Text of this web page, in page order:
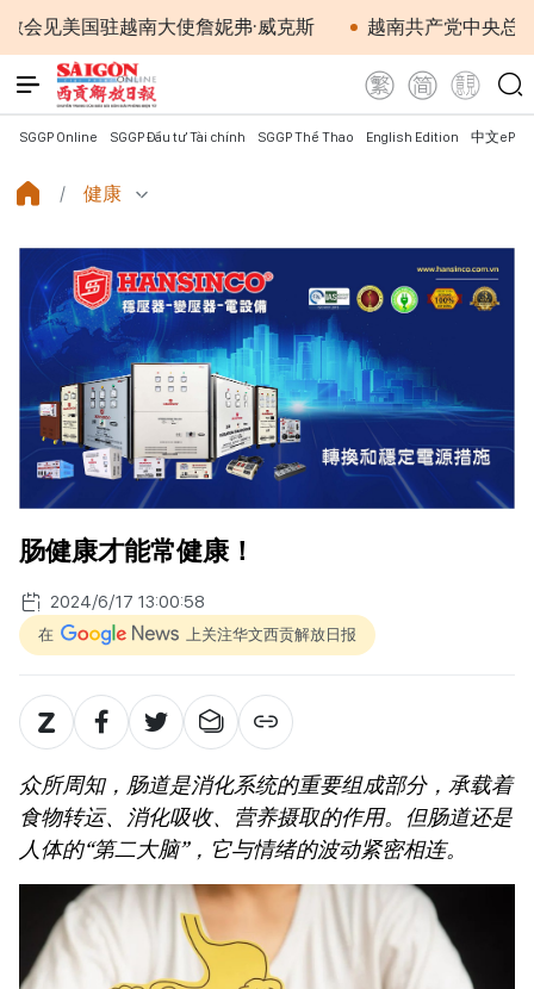
驻越南大使詹妮弗·威克斯 越南共产党中央总书记、国
SGGP Online SGGP Đầu tư Tài chính SGGP Thể Thao English Edition 中文
健康
肠健康才能常健康！
2024/6/17 13:00:58
在 上关注华文西贡解放日报
众所周知，肠道是消化系统的重要组成部分，承载着
食物转运、消化吸收、营养摄取的作用。但肠道还是
人体的“第二大脑”，它与情绪的波动紧密相连。